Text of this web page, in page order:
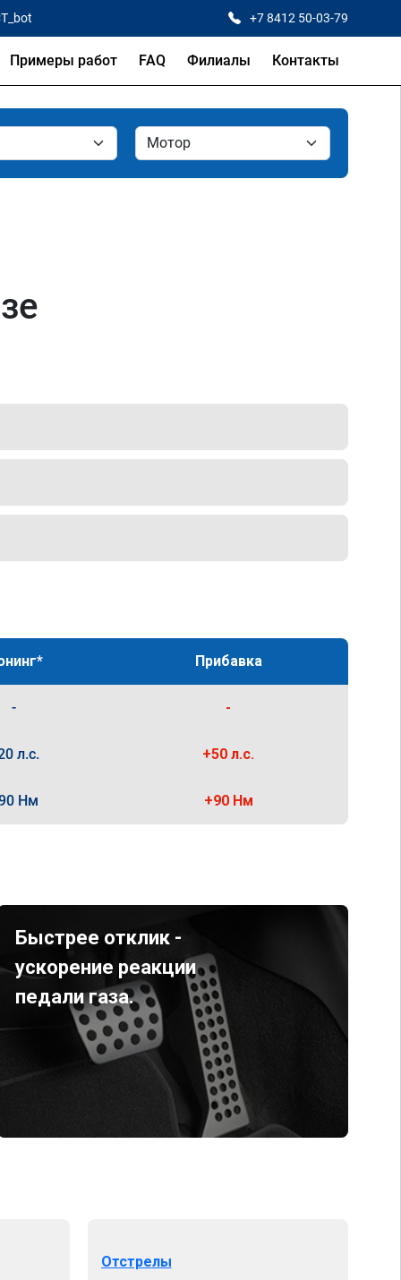
+7 8412 50-03-79
Примеры работ FAQ Филиалы Контакты
Прибавка
- -
л.с. +50 л.с.
Нм +90 Нм
Быстрее отклик -
ускорение реакции
педали газа.
Отстрелы